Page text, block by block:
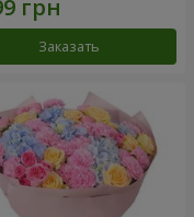
Заказать